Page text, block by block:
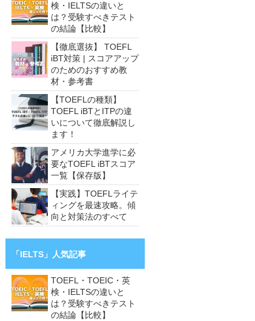
検・IELTSの違いと
は？受験すべきテスト
の結論【比較】
【徹底選抜】 TOEFL
iBT対策 | スコアアップ
のためのおすすめ教
材・参考書
【TOEFLの種類】
TOEFL iBTとITPの違
いについて徹底解説し
ます！
アメリカ大学進学に必
要なTOEFL iBTスコア
一覧【保存版】
【実践】TOEFLライテ
ィングを最速攻略。傾
向と対策法のすべて
「IELTS」人気記事
TOEFL・TOEIC・英
検・IELTSの違いと
は？受験すべきテスト
の結論【比較】